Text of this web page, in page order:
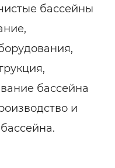
бассейны
бассейна
и